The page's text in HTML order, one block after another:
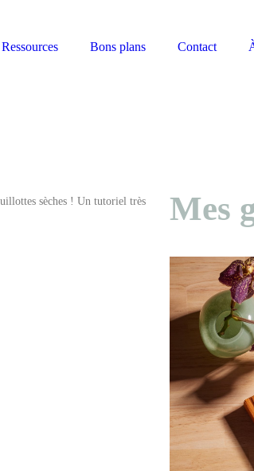
Ressources Bons plans Contact
sèches ! Un tutoriel très
Mes